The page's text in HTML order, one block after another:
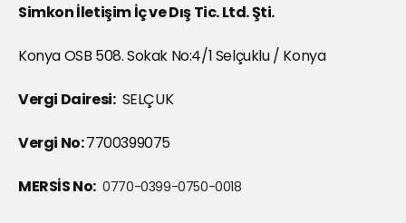
Simkon İletişim İç ve Dış Tic. Ltd. Şti.
Konya OSB 508. Sokak No:4/1 Selçuklu / Konya
Vergi Dairesi:SELÇUK
Vergi No:7700399075
MERSİS No: 0770-0399-0750-0018